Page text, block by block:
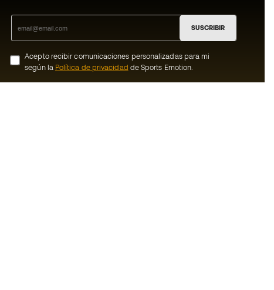
SUSCRIBIR
Acepto recibir comunicaciones personalizadas para mi
según la Política de privacidad de Sports Emotion.